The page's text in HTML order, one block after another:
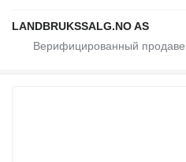
LANDBRUKSSALG.NO AS